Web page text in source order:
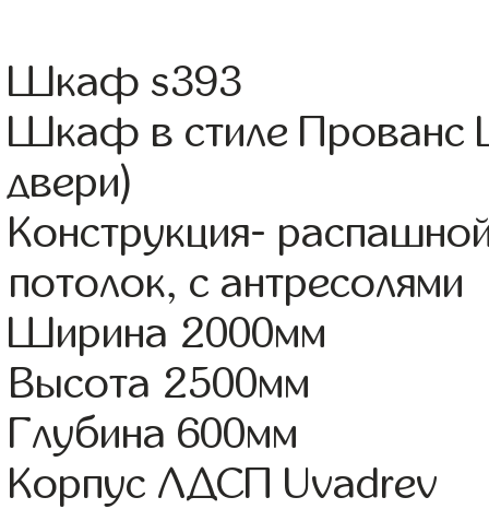
Шкаф s393
Шкаф в стиле Прованс
двери)
Конструкция-
потолок, с антресолями
Ширина 2000мм
Высота 2500мм
Глубина 600мм
Корпус ЛДСП Uvadrev